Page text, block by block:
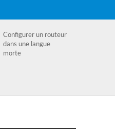
Configurer un routeur
dans une langue
morte